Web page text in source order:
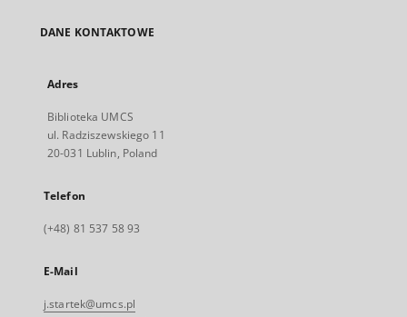
DANE KONTAKTOWE
Adres
Biblioteka UMCS
ul. Radziszewskiego 11
20-031 Lublin, Poland
Telefon
(+48) 81 537 58 93
E-Mail
j.startek@umcs.pl